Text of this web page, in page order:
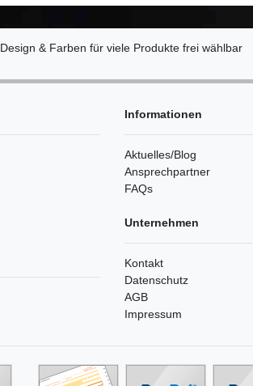
Design & Farben für viele Produkte frei wählbar
Informationen
Aktuelles/Blog
Ansprechpartner
FAQs
Unternehmen
Kontakt
Datenschutz
AGB
Impressum